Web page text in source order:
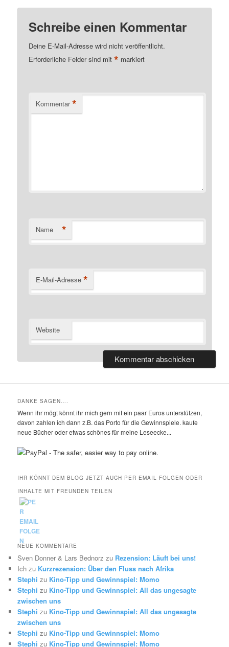
Schreibe einen Kommentar
Deine E-Mail-Adresse wird nicht veröffentlicht.
Erforderliche Felder sind mit* markiert
Kommentar *
Name *
E-Mail-Adresse *
Website
DANKE SAGEN….
Wenn ihr mögt könnt ihr mich gern mit ein paar Euros unterstützen,
davon zahlen ich dann z.B. das Porto für die Gewinnspiele. kaufe
neue Bücher oder etwas schönes für meine Leseecke...
IHR KÖNNT DEM BLOG JETZT AUCH PER EMAIL FOLGEN ODER
INHALTE MIT FREUNDEN TEILEN
NEUE KOMMENTARE
Sven Donner & Lars Bednorz zu Rezension: Läuft bei uns!
Ich zu Kurzrezension: Über den Fluss nach Afrika
Stephi zu Kino-Tipp und Gewinnspiel: Momo
Stephi zu Kino-Tipp und Gewinnspiel: All das ungesagte
zwischen uns
Stephi zu Kino-Tipp und Gewinnspiel: All das ungesagte
zwischen uns
Stephi zu Kino-Tipp und Gewinnspiel: Momo
Stephi zu Kino-Tipp und Gewinnspiel: Momo